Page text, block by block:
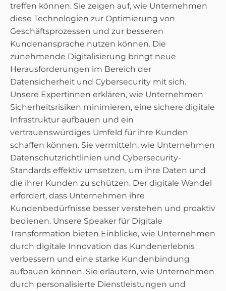
treffen können. Sie zeigen auf, wie Unternehmen
diese Technologien zur Optimierung von
Geschäftsprozessen und zur besseren
Kundenansprache nutzen können. Die
zunehmende Digitalisierung bringt neue
Herausforderungen im Bereich der
Datensicherheit und Cybersecurity mit sich.
Unsere Expertinnen erklären, wie Unternehmen
Sicherheitsrisiken minimieren, eine sichere digitale
Infrastruktur aufbauen und ein
vertrauenswürdiges Umfeld für ihre Kunden
schaffen können. Sie vermitteln, wie Unternehmen
Datenschutzrichtlinien und Cybersecurity-
Standards effektiv umsetzen, um ihre Daten und
die ihrer Kunden zu schützen. Der digitale Wandel
erfordert, dass Unternehmen ihre
Kundenbedürfnisse besser verstehen und proaktiv
bedienen. Unsere Speaker für Digitale
Transformation bieten Einblicke, wie Unternehmen
durch digitale Innovation das Kundenerlebnis
verbessern und eine starke Kundenbindung
aufbauen können. Sie erläutern, wie Unternehmen
durch personalisierte Dienstleistungen und